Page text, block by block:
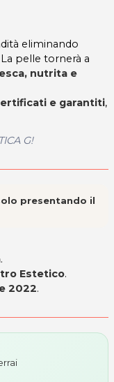
eliminando
La pelle tornerà a
nutrita e
e garantiti,
G!
presentando il
.
Estetico.
2022.